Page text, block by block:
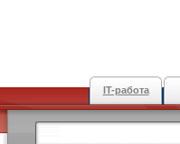
IT-работа